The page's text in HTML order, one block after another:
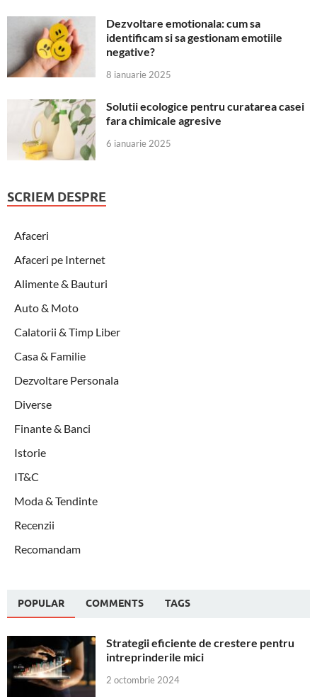
Dezvoltare emotionala: cum sa
identificam si sa gestionam emotiile
negative?
8 ianuarie 2025
Solutii ecologice pentru curatarea casei
fara chimicale agresive
6 ianuarie 2025
SCRIEM DESPRE
Afaceri
Afaceri pe Internet
Alimente & Bauturi
Auto & Moto
Calatorii & Timp Liber
Casa & Familie
Dezvoltare Personala
Diverse
Finante & Banci
Istorie
IT&C
Moda & Tendinte
Recenzii
Recomandam
POPULAR COMMENTS TAGS
Strategii eficiente de crestere pentru
intreprinderile mici
2 octombrie 2024